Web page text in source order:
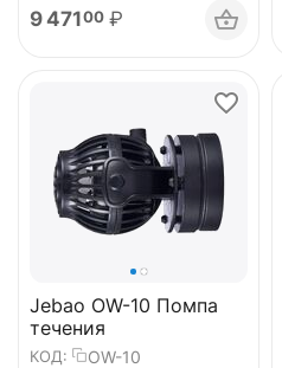
9 47100 ₽
Jebao OW-10 Помпа
течения
КОД: OW-10